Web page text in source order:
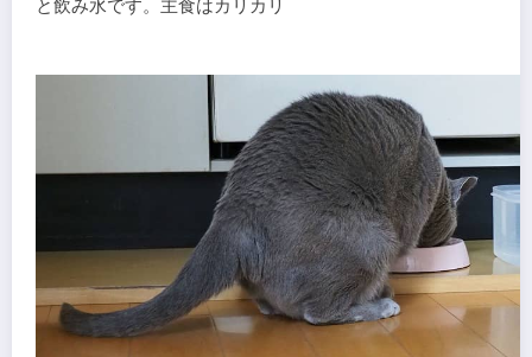
と飲み水です。主食はカリカリ